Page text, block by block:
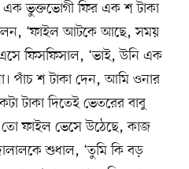
এক ভুক্তভোগী ফির এক শ টাকা
‘ফাইল আটকে আছে, সময়
এসে ফিসফিসাল, ‘ভাই, উনি এক
পাঁচ শ টাকা দেন, আমি ওনার
টাকা দিতেই ভেতরের বাবু
ফাইল ভেসে উঠেছে, কাজ
শুধাল, ‘তুমি কি বড়